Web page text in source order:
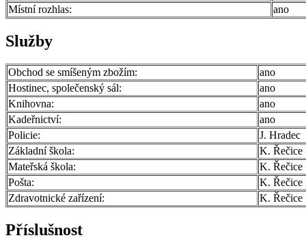
Místní rozhlas:
ano
Služby
Obchod se smíšeným zbožím:
ano
Hostinec, společenský sál:
ano
Knihovna:
ano
Kadeřnictví:
ano
Policie:
J. Hradec
Základní škola:
K. Řečice
Mateřská škola:
K. Řečice
Pošta:
K. Řečice
Zdravotnické zařízení:
K. Řečice
Příslušnost